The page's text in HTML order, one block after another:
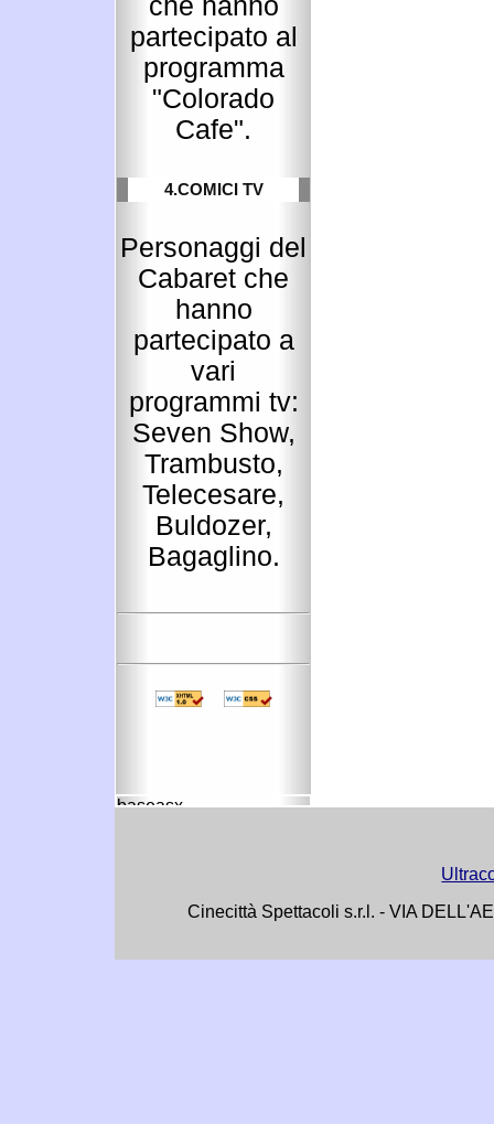
partecipato al
programma
"Colorado
Cafe".
4.COMICI TV
Personaggi del
Cabaret che
hanno
partecipato a
vari
programmi tv:
Seven Show,
Trambusto,
Telecesare,
Buldozer,
Bagaglino.
Cinecittà Spettacoli s.r.l. - VIA